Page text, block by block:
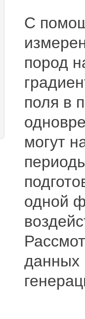
С
пород
поля в
могут
одной
данных